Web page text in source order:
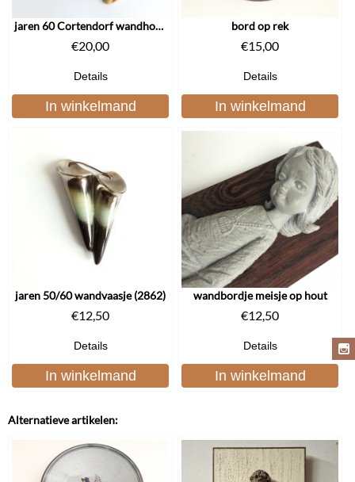
jaren 60 Cortendorf wandhoofdje
€20,00
Details
In winkelmand
bord op rek
€15,00
Details
In winkelmand
jaren 50/60 wandvaasje (2862)
€12,50
Details
In winkelmand
wandbordje meisje op hout
€12,50
Details
In winkelmand
Alternatieve artikelen: